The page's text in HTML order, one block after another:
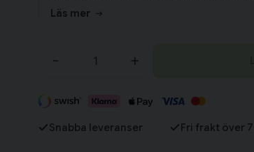
vingar runt om kanterna som ramar in
underbart val till den som vill lyxa till
Läs mer
- +
Snabba leveranser Fri frakt över
Fortsätt handla